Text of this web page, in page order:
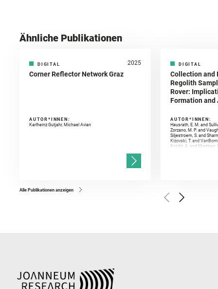
Ähnliche Publikationen
DIGITAL 2025
Corner Reflector Network Graz
AUTOR*INNEN:
Karlheinz Gutjahr, Michael Avian
DIGITAL
Collection and
Regolith
Rover:
Formation
AUTOR*INNEN:
Hausrath, E. M. and
Zorzano, M. P. and
Siljestroem, S. and
Kizovski, T. and
Knight, A. and Martinez,
Golombek, M. and
Herkenhoff, K. and
Alle Publikationen anzeigen